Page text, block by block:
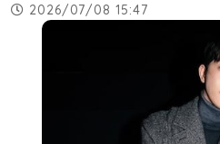
2026/07/08 15:47